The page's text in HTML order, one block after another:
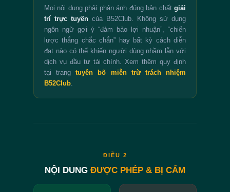
Mọi nội dung phải phản ánh đúng bản chất giải
trí trực tuyến của B52Club. Không sử dụng
ngôn ngữ gợi ý “đảm bảo lợi nhuận”, “chiến
lược thắng chắc chắn” hay bất kỳ cách diễn
đạt nào có thể khiến người dùng nhầm lẫn với
dịch vụ đầu tư tài chính. Xem thêm quy định
tại trangtuyên bố miễn trừ trách nhiệm
B52Club
ĐIỀU 2
NỘI DUNG ĐƯỢC PHÉP & BỊ CẤM